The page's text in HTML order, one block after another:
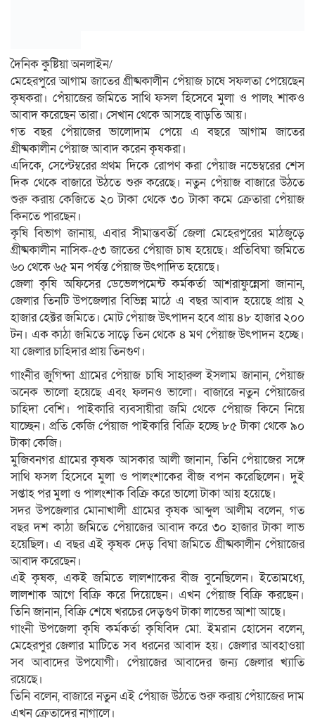
দৈনিক কুষ্টিয়া অনলাইন/
মেহেরপুরে আগাম জাতের গ্রীষ্মকালীন পেঁয়াজ চাষে সফলতা পেয়েছেন
কৃষকরা। পেঁয়াজের জমিতে সাথি ফসল হিসেবে মুলা ও পালং শাকও
আবাদ করেছেন তারা। সেখান থেকে আসছে বাড়তি আয়।
গত বছর পেঁয়াজের ভালোদাম পেয়ে এ বছরে আগাম জাতের
গ্রীষ্মকালীন পেঁয়াজ আবাদ করেন কৃষকরা।
এদিকে, সেপ্টেম্বরের প্রথম দিকে রোপণ করা পেঁয়াজ নভেম্বরের শেস
দিক থেকে বাজারে উঠতে শুরু করেছে। নতুন পেঁয়াজ বাজারে উঠতে
শুরু করায় কেজিতে ২০ টাকা থেকে ৩০ টাকা কমে ক্রেতারা পেঁয়াজ
কিনতে পারছেন।
কৃষি বিভাগ জানায়, এবার সীমান্তবর্তী জেলা মেহেরপুরের মাঠজুড়ে
গ্রীষ্মকালীন নাসিক-৫৩ জাতের পেঁয়াজ চাষ হয়েছে। প্রতিবিঘা জমিতে
৬০ থেকে ৬৫ মন পর্যন্ত পেঁয়াজ উৎপাদিত হয়েছে।
জেলা কৃষি অফিসের ডেভেলপমেন্ট কর্মকর্তা আশরাফুন্নেসা জানান,
জেলার তিনটি উপজেলার বিভিন্ন মাঠে এ বছর আবাদ হয়েছে প্রায় ২
হাজার হেক্টর জমিতে। মোট পেঁয়াজ উৎপাদন হবে প্রায় ৪৮ হাজার ২০০
টন। এক কাঠা জমিতে সাড়ে তিন থেকে ৪ মণ পেঁয়াজ উৎপাদন হচ্ছে।
যা জেলার চাহিদার প্রায় তিনগুণ।
গাংনীর জুগিন্দা গ্রামের পেঁয়াজ চাষি সাহারুল ইসলাম জানান, পেঁয়াজ
অনেক ভালো হয়েছে এবং ফলনও ভালো। বাজারে নতুন পেঁয়াজের
চাহিদা বেশি। পাইকারি ব্যবসায়ীরা জমি থেকে পেঁয়াজ কিনে নিয়ে
যাচ্ছেন। প্রতি কেজি পেঁয়াজ পাইকারি বিক্রি হচ্ছে ৮৫ টাকা থেকে ৯০
টাকা কেজি।
মুজিবনগর গ্রামের কৃষক আসকার আলী জানান, তিনি পেঁয়াজের সঙ্গে
সাথি ফসল হিসেবে মুলা ও পালংশাকের বীজ বপন করেছিলেন। দুই
সপ্তাহ পর মুলা ও পালংশাক বিক্রি করে ভালো টাকা আয় হয়েছে।
সদর উপজেলার মোনাখালী গ্রামের কৃষক আব্দুল আলীম বলেন, গত
বছর দশ কাঠা জমিতে পেঁয়াজের আবাদ করে ৩০ হাজার টাকা লাভ
হয়েছিল। এ বছর এই কৃষক দেড় বিঘা জমিতে গ্রীষ্মকালীন পেঁয়াজের
আবাদ করেছেন।
এই কৃষক, একই জমিতে লালশাকের বীজ বুনেছিলেন। ইতোমধ্যে,
লালশাক আগে বিক্রি করে দিয়েছেন। এখন পেঁয়াজ বিক্রি করছেন।
তিনি জানান, বিক্রি শেষে খরচের দেড়গুণ টাকা লাভের আশা আছে।
গাংনী উপজেলা কৃষি কর্মকর্তা কৃষিবিদ মো. ইমরান হোসেন বলেন,
মেহেরপুর জেলার মাটিতে সব ধরনের আবাদ হয়। জেলার আবহাওয়া
সব আবাদের উপযোগী। পেঁয়াজের আবাদের জন্য জেলার খ্যাতি
রয়েছে।
তিনি বলেন, বাজারে নতুন এই পেঁয়াজ উঠতে শুরু করায় পেঁয়াজের দাম
এখন ক্রেতাদের নাগালে।